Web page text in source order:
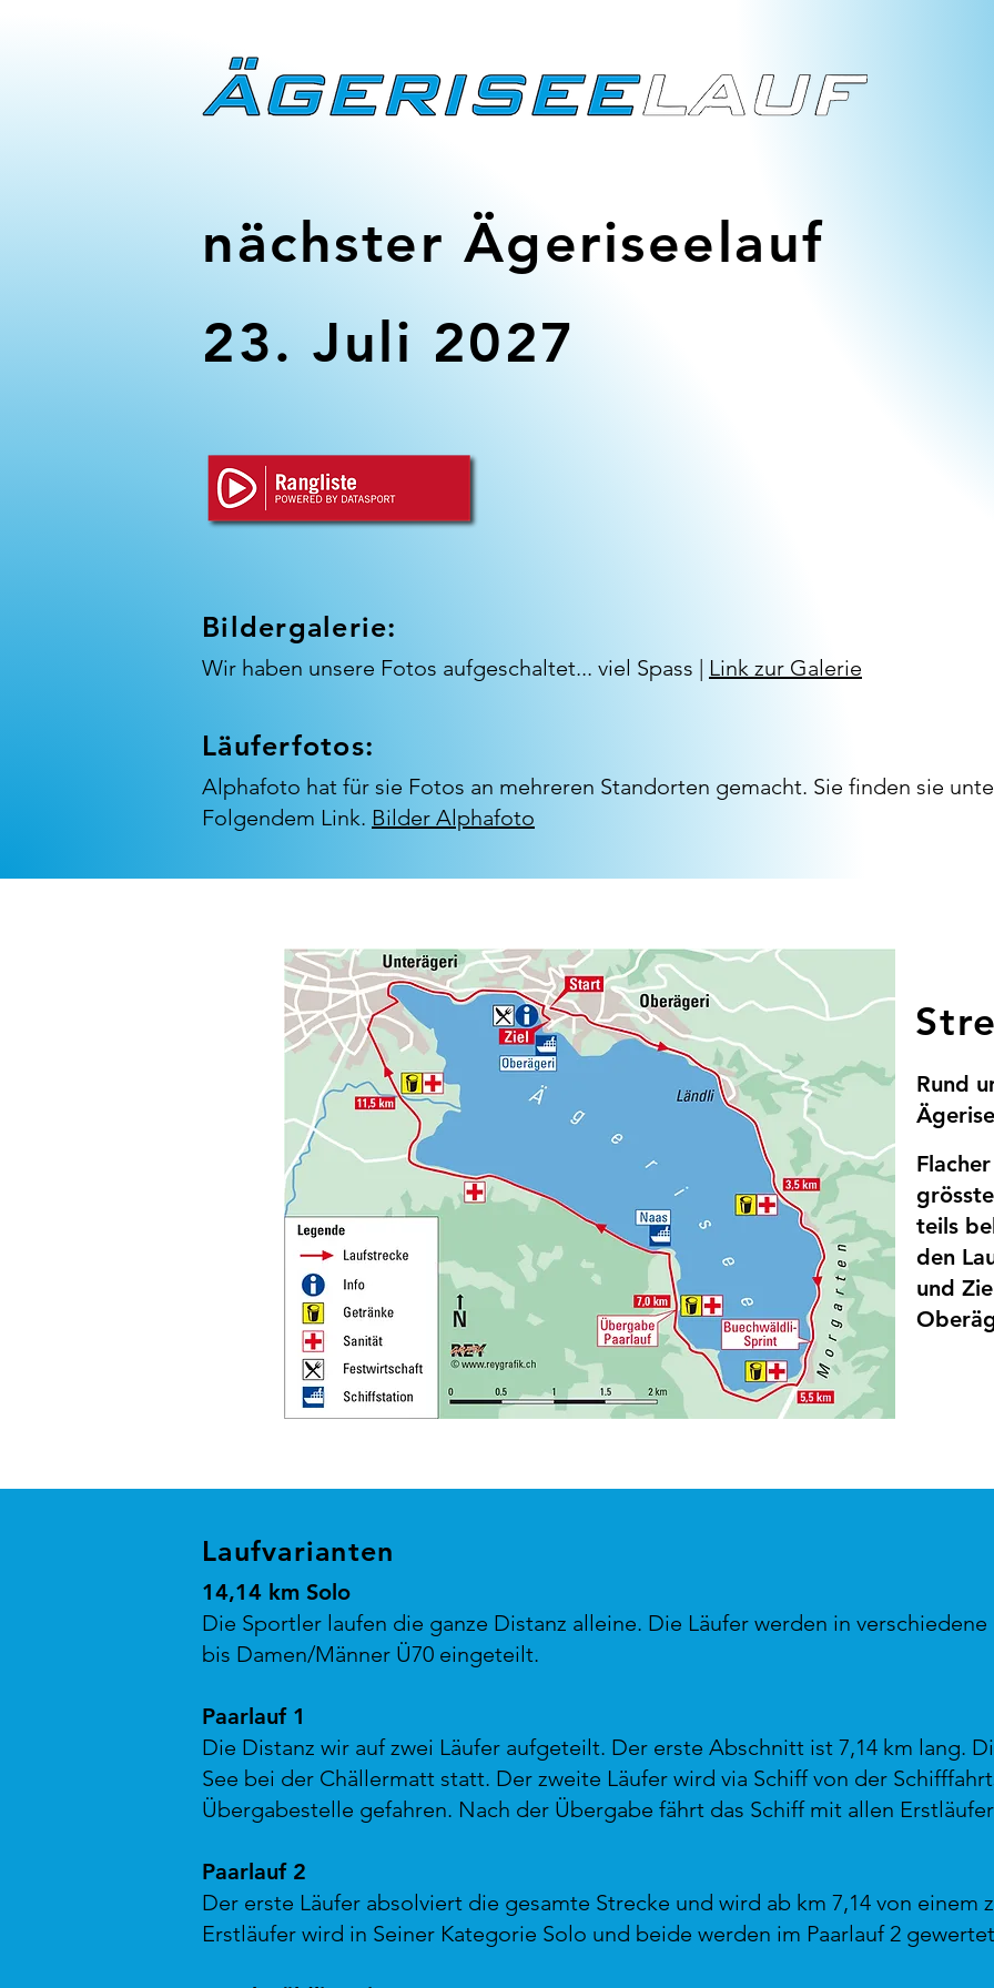
nächster Ägeriseelauf
23. Juli 2027
Bildergalerie:
Wir haben unsere Fotos aufgeschaltet... viel Spass | Link zur Galerie
Läuferfotos:
Alphafoto hat für sie Fotos an mehreren Standorten gemacht. Sie finden sie
Folgendem Link. Bilder Alphafoto
Rund
teils
den
und
Laufvarianten
14,14 km Solo
Die Sportler laufen die ganze Distanz alleine. Die Läufer werden in
bis Damen/Männer Ü70 eingeteilt.
Paarlauf 1
Die Distanz wir auf zwei Läufer aufgeteilt. Der erste Abschnitt ist 7,14 km lang.
See bei der Chällermatt statt. Der zweite Läufer wird via Schiff von der
Übergabestelle gefahren. Nach der Übergabe fährt das Schiff mit allen
Paarlauf 2
Der erste Läufer absolviert die gesamte Strecke und wird ab km 7,14 von einem
Erstläufer wird in Seiner Kategorie Solo und beide werden im Paarlauf 2